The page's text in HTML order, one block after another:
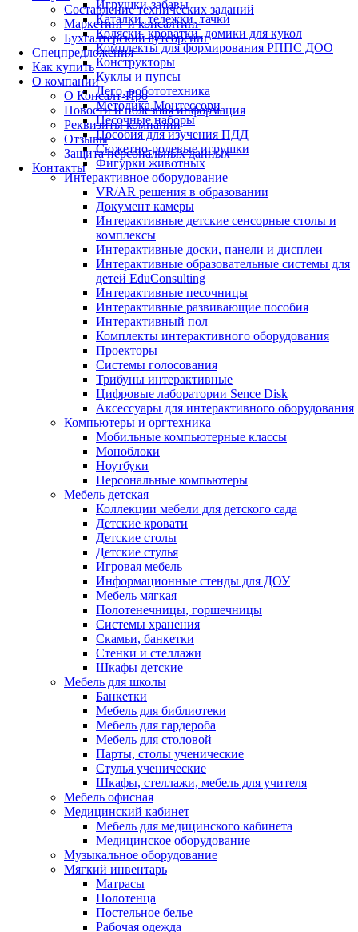
Составление технических заданий
Маркетинг и консалтинг
Бухгалтерский аутсорсинг
Спецпредложения
Как купить
О компании
О Консалт-Про
Новости и полезная информация
Реквизиты компании
Отзывы
Защита персональных данных
Контакты
Игрушки-забавы
Каталки, тележки, тачки
Коляски, кроватки, домики для кукол
Комплекты для формирования РППС ДОО
Конструкторы
Куклы и пупсы
Лего, робототехника
Методика Монтессори
Песочные наборы
Пособия для изучения ПДД
Сюжетно-ролевые игрушки
Фигурки животных
Интерактивное оборудование
VR/AR решения в образовании
Документ камеры
Интерактивные детские сенсорные столы и
комплексы
Интерактивные доски, панели и дисплеи
Интерактивные образовательные системы для
детей EduConsulting
Интерактивные песочницы
Интерактивные развивающие пособия
Интерактивный пол
Комплекты интерактивного оборудования
Проекторы
Системы голосования
Трибуны интерактивные
Цифровые лаборатории Sence Disk
Аксессуары для интерактивного оборудования
Компьютеры и оргтехника
Мобильные компьютерные классы
Моноблоки
Ноутбуки
Персональные компьютеры
Мебель детская
Коллекции мебели для детского сада
Детские кровати
Детские столы
Детские стулья
Игровая мебель
Информационные стенды для ДОУ
Мебель мягкая
Полотенечницы, горшечницы
Системы хранения
Скамьи, банкетки
Стенки и стеллажи
Шкафы детские
Мебель для школы
Банкетки
Мебель для библиотеки
Мебель для гардероба
Мебель для столовой
Парты, столы ученические
Стулья ученические
Шкафы, стеллажи, мебель для учителя
Мебель офисная
Медицинский кабинет
Мебель для медицинского кабинета
Медицинское оборудование
Музыкальное оборудование
Мягкий инвентарь
Матрасы
Полотенца
Постельное белье
Рабочая одежда